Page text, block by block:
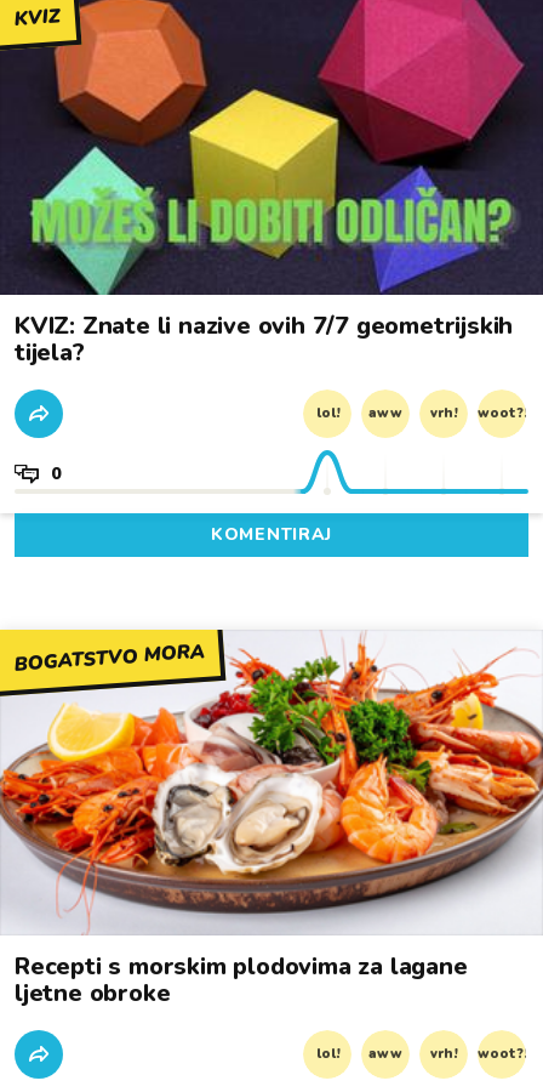
KVIZ
KVIZ: Znate li nazive ovih 7/7 geometrijskih
tijela?
lol! aww vrh! woot?!
0
KOMENTIRAJ
BOGATSTVO MORA
Recepti s morskim plodovima za lagane
ljetne obroke
lol! aww vrh! woot?!